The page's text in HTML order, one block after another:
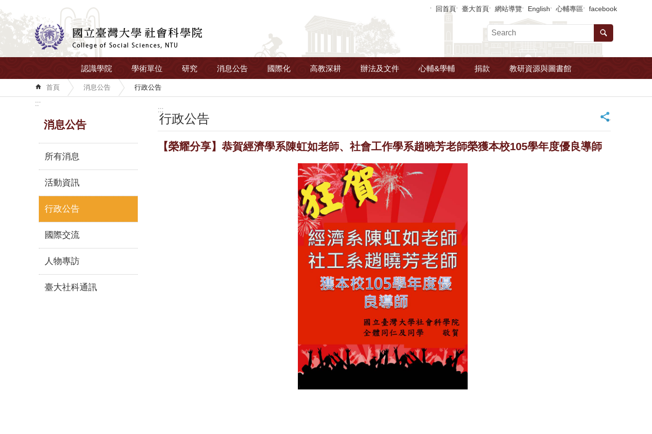
跳到主要內容區塊 回首頁 臺大首頁 網站導覽 English 心輔專區 facebook
認識學院 學術單位 研究 消息公告 國際化 高教深耕 辦法及文件 心輔&學輔 捐款 教研資源與圖書館
首頁 消息公告 行政公告
:::
消息公告
所有消息
活動資訊
行政公告
國際交流
人物專訪
臺大社科通訊
:::
行政公告 _
【榮耀分享】恭賀經濟學系陳虹如老師、社會工作學系趙曉芳老師榮獲本校105學年度優良導師